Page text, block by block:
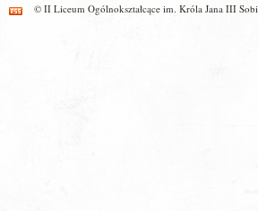
© II Liceum Ogólnokształcące im. Króla Jana III